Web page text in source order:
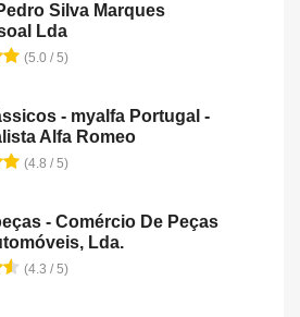
Silva Marques
Lda
(5.0 / 5)
- myalfa Portugal -
Alfa Romeo
(4.8 / 5)
- Comércio De Peças
Lda.
(4.3 / 5)